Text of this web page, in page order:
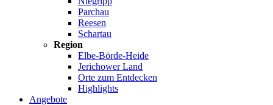
Parchau
Reesen
Schartau
Region
Elbe-Börde-Heide
Jerichower Land
Orte zum Entdecken
Highlights
Angebote